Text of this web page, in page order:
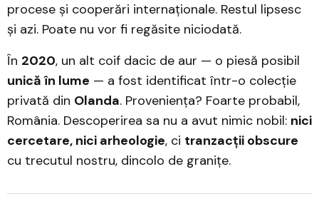
procese și cooperări internaționale. Restul lipsesc
și azi. Poate nu vor fi regăsite niciodată.
În 2020, un alt coif dacic de aur — o piesă posibil
unică în lume — a fost identificat într-o colecție
privată din Olanda. Proveniența? Foarte probabil,
România. Descoperirea sa nu a avut nimic nobil: nici
cercetare, nici arheologie, ci tranzacții obscure
cu trecutul nostru, dincolo de granițe.